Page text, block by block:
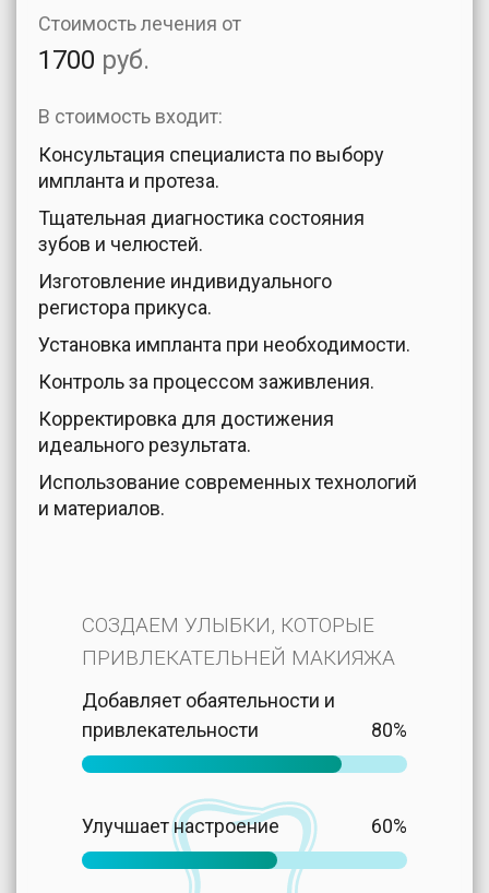
Стоимость лечения от
1700 руб.
В стоимость входит:
Консультация специалиста по выбору
импланта и протеза.
Тщательная диагностика состояния
зубов и челюстей.
Изготовление индивидуального
регистора прикуса.
Установка импланта при необходимости.
Контроль за процессом заживления.
Корректировка для достижения
идеального результата.
Использование современных технологий
и материалов.
СОЗДАЕМ УЛЫБКИ, КОТОРЫЕ
ПРИВЛЕКАТЕЛЬНЕЙ МАКИЯЖА
Добавляет обаятельности и
привлекательности
80%
Улучшает настроение 60%